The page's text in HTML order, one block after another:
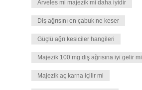
Arveles mi majezik mi daha iyidir
Diş ağrısını en çabuk ne keser
Güçlü ağrı kesiciler hangileri
Majezik 100 mg diş ağrısına iyi gelir mi
Majezik aç karna içilir mi